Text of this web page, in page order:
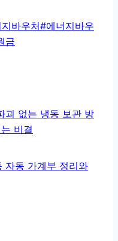
바우처#에너지바우
금
괴 없는 냉동 보관 방
비결
자동 가계부 정리와